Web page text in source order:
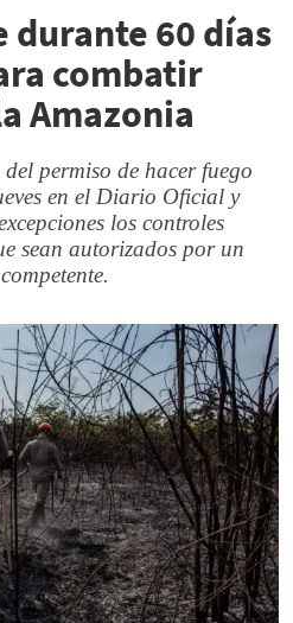
durante 60 días
combatir
Amazonia
permiso de hacer fuego
en el Diario Oficial y
los controles
sean autorizados por un